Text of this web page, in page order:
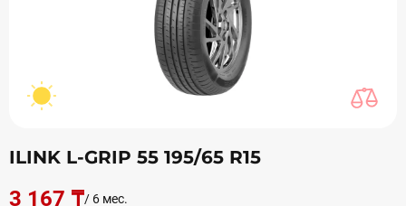
ILINK L-GRIP 55 195/65 R15
3 167 ₸/ 6 мес.